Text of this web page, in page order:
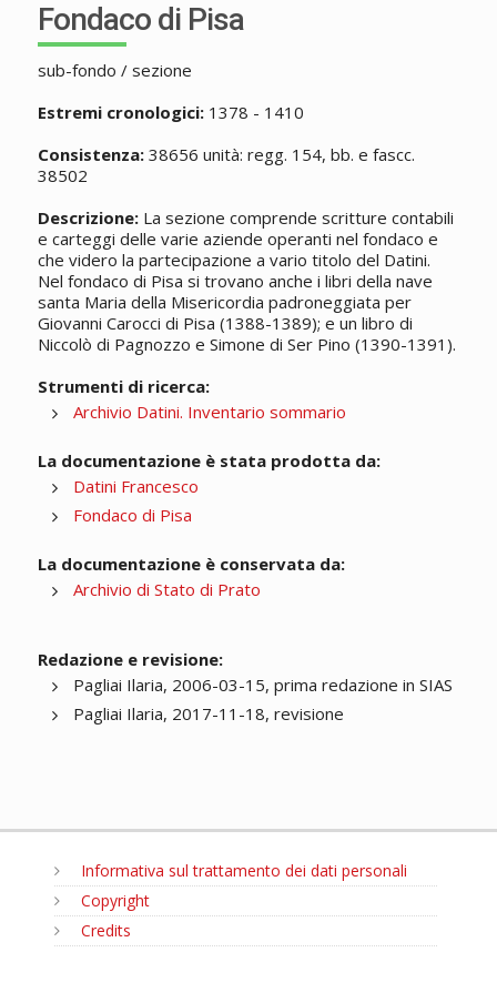
Fondaco di Pisa
sub-fondo / sezione
Estremi cronologici:1378 - 1410
Consistenza:38656 unità: regg. 154, bb. e fascc.
38502
Descrizione:La sezione comprende scritture contabili
e carteggi delle varie aziende operanti nel fondaco e
che videro la partecipazione a vario titolo del Datini.
Nel fondaco di Pisa si trovano anche i libri della nave
santa Maria della Misericordia padroneggiata per
Giovanni Carocci di Pisa (1388-1389); e un libro di
Niccolò di Pagnozzo e Simone di Ser Pino (1390-1391).
Strumenti di ricerca:
Archivio Datini. Inventario sommario
La documentazione è stata prodotta da:
Datini Francesco
Fondaco di Pisa
La documentazione è conservata da:
Archivio di Stato di Prato
Redazione e revisione:
Pagliai Ilaria, 2006-03-15, prima redazione in SIAS
Pagliai Ilaria, 2017-11-18, revisione
Informativa sul trattamento dei dati personali
Copyright
Credits